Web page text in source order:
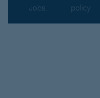
Jobs.
policy